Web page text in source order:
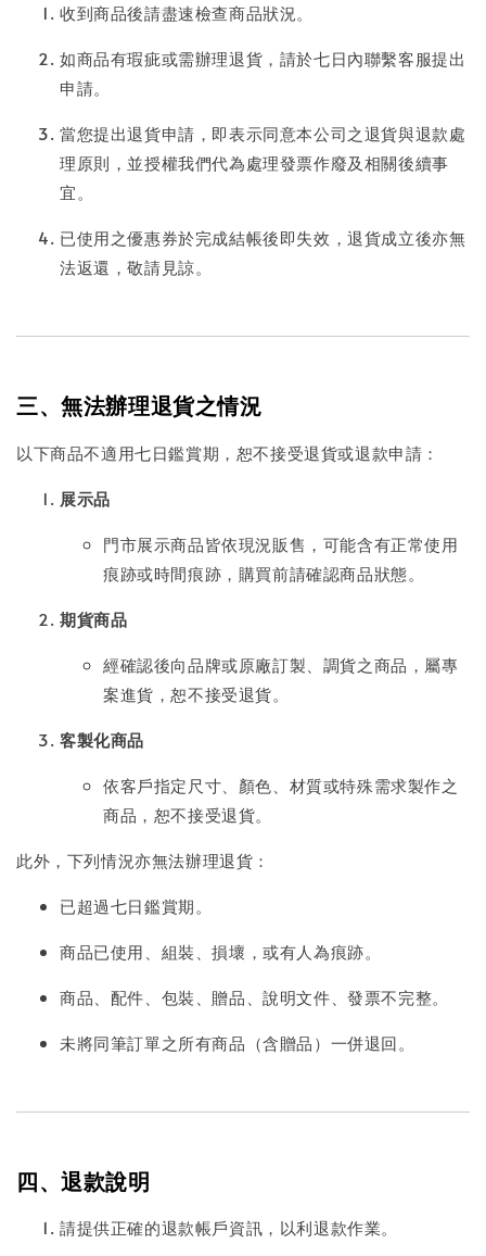
收到商品後請盡速檢查商品狀況。
如商品有瑕疵或需辦理退貨，請於七日內聯繫客服提出
申請。
當您提出退貨申請，即表示同意本公司之退貨與退款處
理原則，並授權我們代為處理發票作廢及相關後續事
宜。
已使用之優惠券於完成結帳後即失效，退貨成立後亦無
法返還，敬請見諒。
三、無法辦理退貨之情況
以下商品不適用七日鑑賞期，恕不接受退貨或退款申請：
展示品
門市展示商品皆依現況販售，可能含有正常使用
痕跡或時間痕跡，購買前請確認商品狀態。
期貨商品
經確認後向品牌或原廠訂製、調貨之商品，屬專
案進貨，恕不接受退貨。
客製化商品
依客戶指定尺寸、顏色、材質或特殊需求製作之
商品，恕不接受退貨。
此外，下列情況亦無法辦理退貨：
已超過七日鑑賞期。
商品已使用、組裝、損壞，或有人為痕跡。
商品、配件、包裝、贈品、說明文件、發票不完整。
未將同筆訂單之所有商品（含贈品）一併退回。
四、退款說明
請提供正確的退款帳戶資訊，以利退款作業。